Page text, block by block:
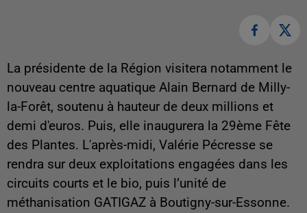
La présidente de la Région visitera notamment le
nouveau centre aquatique Alain Bernard de Milly-
la-Forêt, soutenu à hauteur de deux millions et
demi d'euros. Puis, elle inaugurera la 29ème Fête
des Plantes. L'après-midi, Valérie Pécresse se
rendra sur deux exploitations engagées dans les
circuits courts et le bio, puis l’unité de
méthanisation GATIGAZ à Boutigny-sur-Essonne.